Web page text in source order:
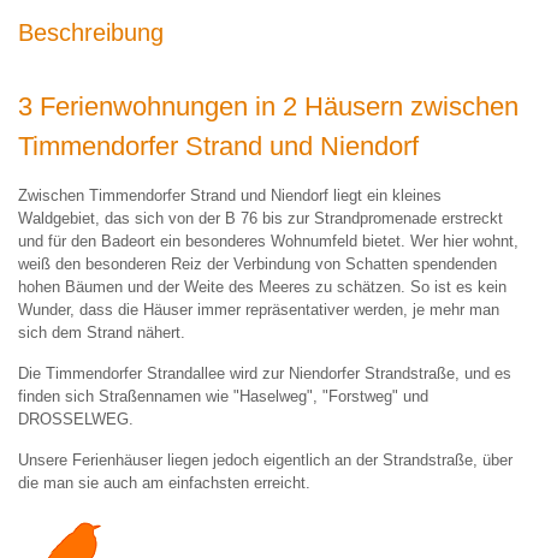
Beschreibung
3 Ferienwohnungen in 2 Häusern zwischen
Timmendorfer Strand und Niendorf
Zwischen Timmendorfer Strand und Niendorf liegt ein kleines
Waldgebiet, das sich von der B 76 bis zur Strandpromenade erstreckt
und für den Badeort ein besonderes Wohnumfeld bietet. Wer hier wohnt,
weiß den besonderen Reiz der Verbindung von Schatten spendenden
hohen Bäumen und der Weite des Meeres zu schätzen. So ist es kein
Wunder, dass die Häuser immer repräsentativer werden, je mehr man
sich dem Strand nähert.
Die Timmendorfer Strandallee wird zur Niendorfer Strandstraße, und es
finden sich Straßennamen wie "Haselweg", "Forstweg" und
DROSSELWEG.
Unsere Ferienhäuser liegen jedoch eigentlich an der Strandstraße, über
die man sie auch am einfachsten erreicht.